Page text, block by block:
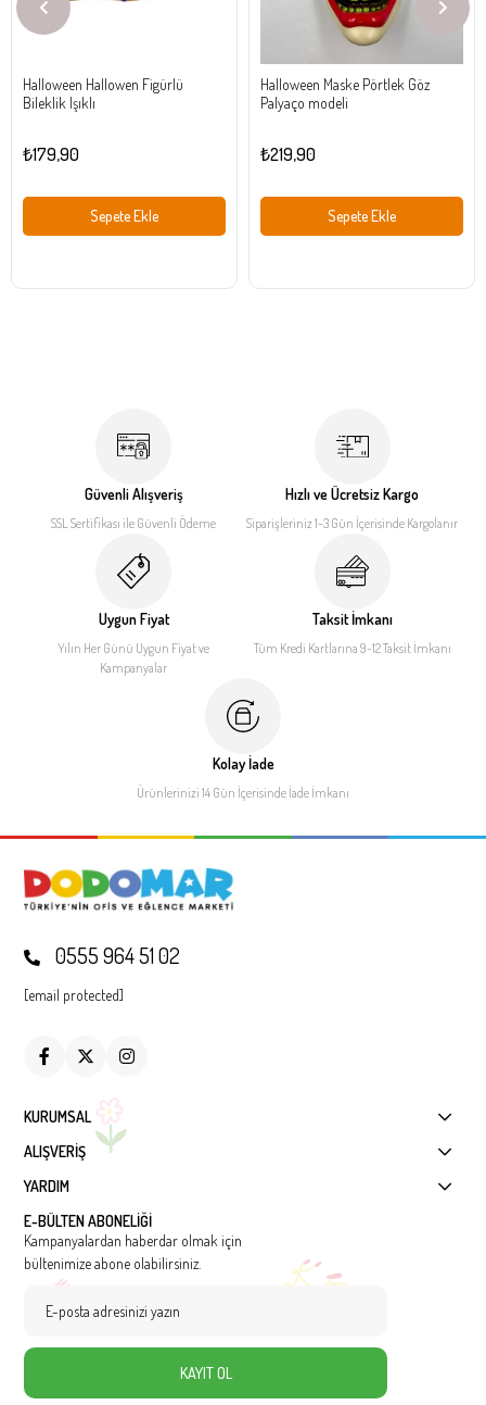
Halloween Hallowen Figürlü
Bileklik Işıklı
₺179,90
Sepete Ekle
Halloween Maske Pörtlek Göz
Palyaço modeli
₺219,90
Sepete Ekle
Güvenli Alışveriş
SSL Sertifikası ile Güvenli Ödeme
Hızlı ve Ücretsiz Kargo
Siparişleriniz 1-3 Gün İçerisinde Kargolanır
Uygun Fiyat
Yılın Her Günü Uygun Fiyatve
Kampanyalar
Taksit İmkanı
Tüm Kredi Kartlarına 9-12Taksit İmkanı
Kolay İade
Ürünlerinizi 14 Gün İçerisinde İade İmkanı
0555 964 51 02
[email protected]
KURUMSAL
ALIŞVERİŞ
YARDIM
E-BÜLTEN ABONELİĞİ
Kampanyalardan haberdar olmak için
bültenimize abone olabilirsiniz.
KAYIT OL